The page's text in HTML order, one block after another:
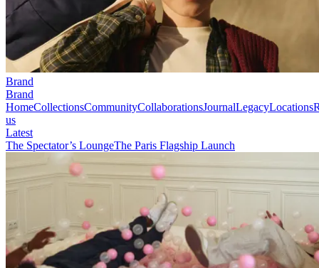
Brand
Brand
HomeCollectionsCommunityCollaborationsJournalLegacyLocations
us
Latest
The Spectator’s LoungeThe Paris Flagship Launch